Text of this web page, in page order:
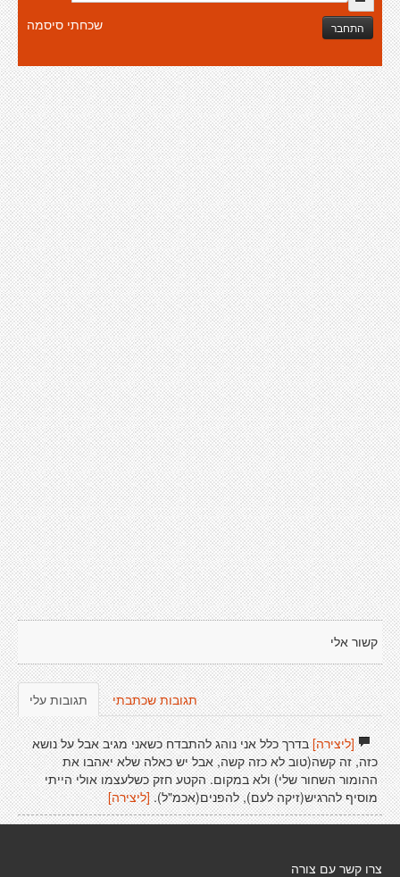
התחבר שכחתי סיסמה
קשור אלי
תגובות עלי תגובות שכתבתי
[ליצירה]בדרך כלל אני נוהג להתבדח כשאני מגיב אבל על נושא
כזה, זה קשה(טוב לא כזה קשה, אבל יש כאלה שלא יאהבו את
ההומור השחור שלי) ולא במקום. הקטע חזק כשלעצמו אולי הייתי
מוסיף להרגיש(זיקה לעם), להפנים(אכמ"ל).[ליצירה]
צרו קשר עם צורה